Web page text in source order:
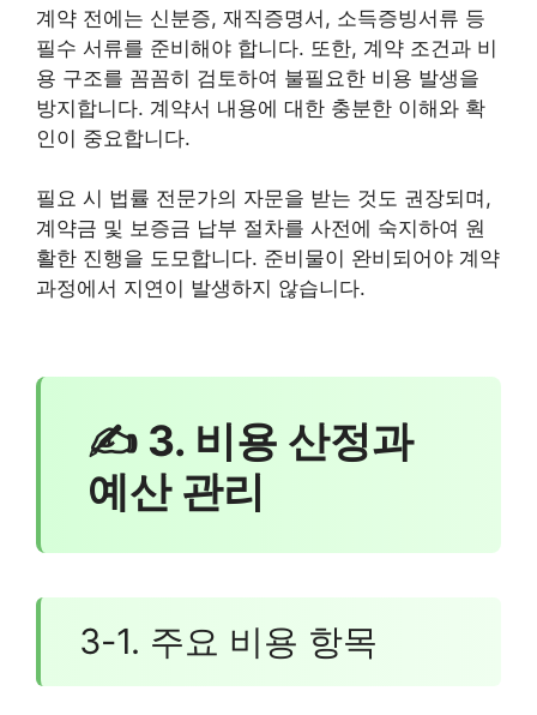
계약 전에는 신분증, 재직증명서, 소득증빙서류 등
필수 서류를 준비해야 합니다. 또한, 계약 조건과 비
용 구조를 꼼꼼히 검토하여 불필요한 비용 발생을
방지합니다. 계약서 내용에 대한 충분한 이해와 확
인이 중요합니다.
필요 시 법률 전문가의 자문을 받는 것도 권장되며,
계약금 및 보증금 납부 절차를 사전에 숙지하여 원
활한 진행을 도모합니다. 준비물이 완비되어야 계약
과정에서 지연이 발생하지 않습니다.
✍ 3. 비용 산정과
예산 관리
3-1. 주요 비용 항목